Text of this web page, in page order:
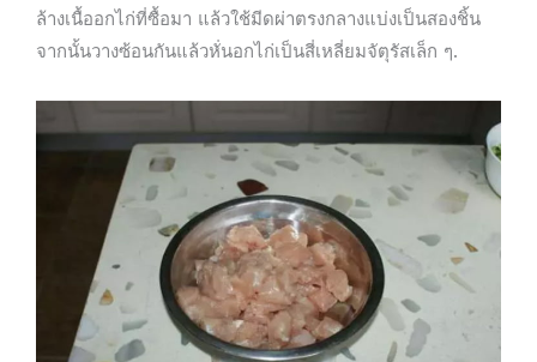
ล้างเนื้ออกไก่ที่ซื้อมา แล้วใช้มีดผ่าตรงกลางแบ่งเป็นสองชิ้น
จากนั้นวางซ้อนกันแล้วหั่นอกไก่เป็นสี่เหลี่ยมจัตุรัสเล็ก ๆ.